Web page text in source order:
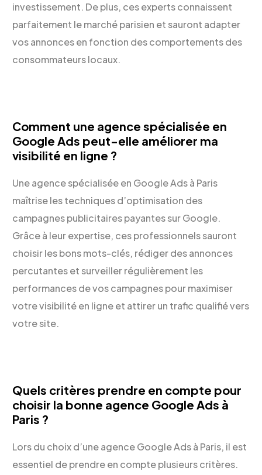
investissement. De plus, ces experts connaissent
parfaitement le marché parisien et sauront adapter
vos annonces en fonction des comportements des
consommateurs locaux.
Comment une agence spécialisée en
Google Ads peut-elle améliorer ma
visibilité en ligne ?
Une agence spécialisée en Google Ads à Paris
maîtrise les techniques d’optimisation des
campagnes publicitaires payantes sur Google.
Grâce à leur expertise, ces professionnels sauront
choisir les bons mots-clés, rédiger des annonces
percutantes et surveiller régulièrement les
performances de vos campagnes pour maximiser
votre visibilité en ligne et attirer un trafic qualifié vers
votre site.
Quels critères prendre en compte pour
choisir la bonne agence Google Ads à
Paris ?
Lors du choix d’une agence Google Ads à Paris, il est
essentiel de prendre en compte plusieurs critères.